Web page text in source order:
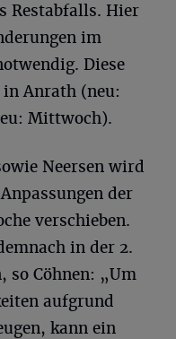
Restabfalls. Hier
im
Diese
Anrath (neu:
Mittwoch).
Neersen wird
der
verschieben.
in der 2.
so Cöhnen: „Um
aufgrund
kann ein